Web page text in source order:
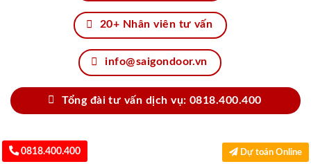
20+ Nhân viên tư vấn
info@saigondoor.vn
Tổng đài tư vấn dịch vụ: 0818.400.400
0818.400.400 Dự toán Online